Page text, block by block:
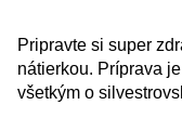
Pripravte si super
nátierkou. Príprava
všetkým o